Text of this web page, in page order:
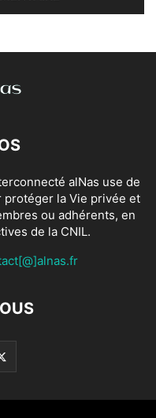
alNas use de
la Vie privée et
ou adhérents, en
de la CNIL.